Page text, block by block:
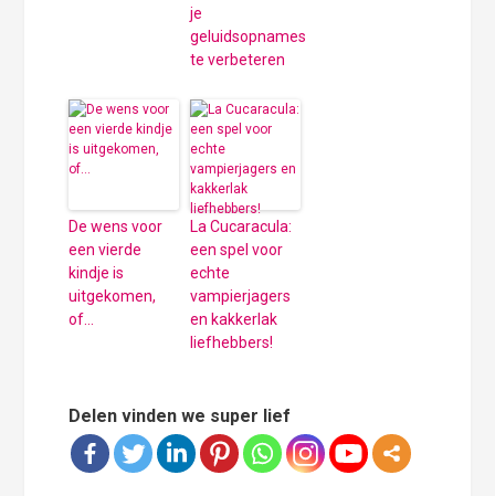
je
geluidsopnames
te verbeteren
De wens voor
een vierde
kindje is
uitgekomen,
of…
La Cucaracula:
een spel voor
echte
vampierjagers
en kakkerlak
liefhebbers!
Delen vinden we super lief